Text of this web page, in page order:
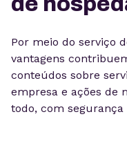
Por meio do serviço
vantagens
conteúdos sobre
empresa e ações de
todo, com segurança